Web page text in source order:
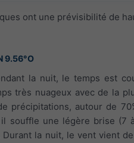
ont une prévisibilité de
9.56°O
la nuit, le temps est
très nuageux avec de la
précipitations, autour de
il souffle une légère brise
Durant la nuit, le vent vient